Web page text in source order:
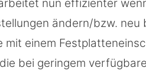
nun effizienter
ändern/bzw. neu
mit einem
bei geringem